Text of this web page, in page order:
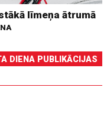
līmeņa ātrumā
DIENA PUBLIKĀCIJAS